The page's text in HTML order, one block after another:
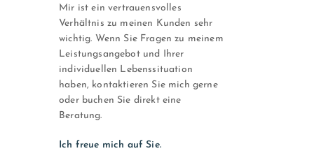
Mir ist ein vertrauensvolles
Verhältnis zu meinen Kunden sehr
wichtig. Wenn Sie Fragen zu meinem
Leistungsangebot und Ihrer
individuellen Lebenssituation
haben, kontaktieren Sie mich gerne
oder buchen Sie direkt eine
Beratung.
Ich freue mich auf Sie.